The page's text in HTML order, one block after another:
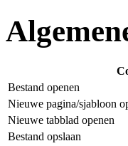
Bestand openen
Nieuwe pagina/sjabloon
Nieuwe tabblad openen
Bestand opslaan